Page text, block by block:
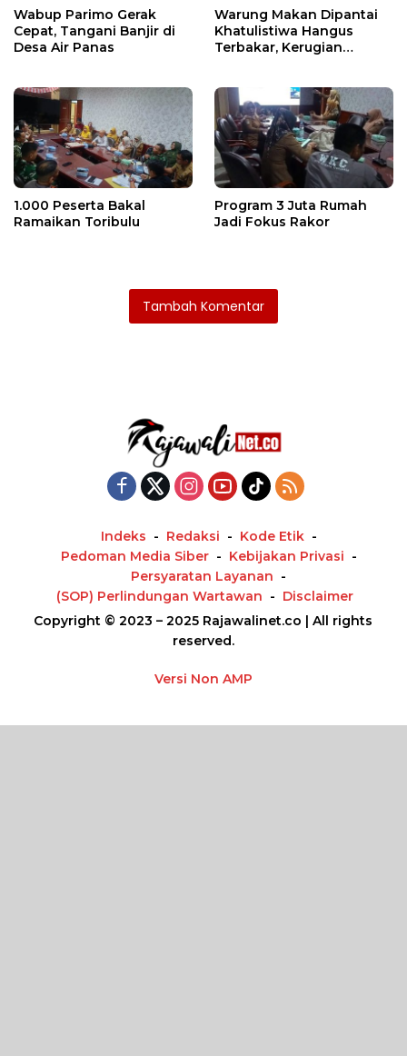
Wabup Parimo Gerak
Cepat, Tangani Banjir di
Desa Air Panas
Warung Makan Dipantai
Khatulistiwa Hangus
Terbakar, Kerugian
1.000 Peserta Bakal
Ramaikan Toribulu
Program 3 Juta Rumah
Jadi Fokus Rakor
Tambah Komentar
Indeks Redaksi
Kode Etik
Pedoman Media Siber
Kebijakan Privasi
Persyaratan Layanan
(SOP) Perlindungan Wartawan
Disclaimer
Copyright © 2023 – 2025 Rajawalinet.co | All rights
reserved.
Versi Non AMP